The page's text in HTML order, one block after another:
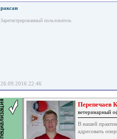
раксан
Зарегистрированный пользователь
26.09.2016 22:46
Перепечаев
ветеринарный
В нашей
адресовать